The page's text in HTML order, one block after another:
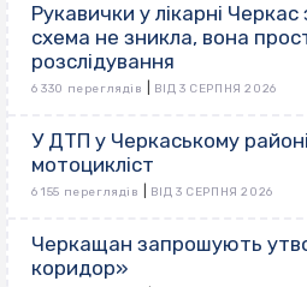
Рукавички у лікарні
схема не зникла, вона
розслідування
6 330 переглядів ВІД 3 СЕРПНЯ 2026
У ДТП у Черкаському
мотоцикліст
6 155 переглядів ВІД 3 СЕРПНЯ 2026
Черкащан запрошують
коридор»